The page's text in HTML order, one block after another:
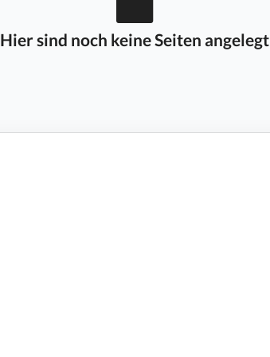
Hier sind noch keine Seiten angelegt